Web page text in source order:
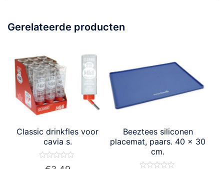
Gerelateerde producten
Classic drinkfles voor
cavia s.
Waardering
Beeztees siliconen
placemat, paars. 40 x 30
cm.